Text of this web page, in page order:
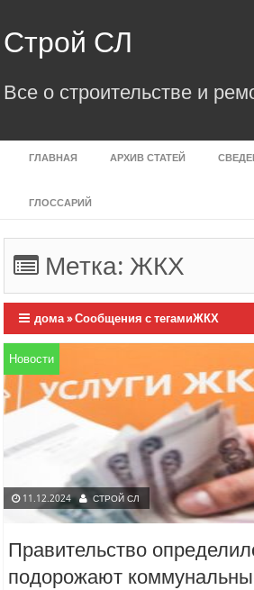
to
content
Строй СЛ
Все о строительстве и
ГЛАВНАЯ АРХИВ СТАТЕЙ
ГЛОССАРИЙ
Метка:ЖКХ
дома»Сообщения с тегамиЖКХ
Новости
11.12.2024 СТРОЙ СЛ
Правительство
подорожают